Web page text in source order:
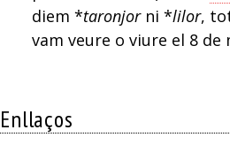
diem *taronjorni *lilor,
vam veure o viure el 8
Enllaços